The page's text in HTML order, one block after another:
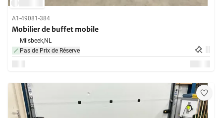
A1-49081-384
Mobilier de buffet mobile
Milsbeek,NL
Pas de Prix de Réserve